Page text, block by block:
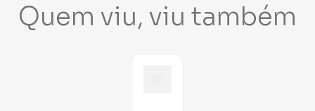
Quem viu, viu também